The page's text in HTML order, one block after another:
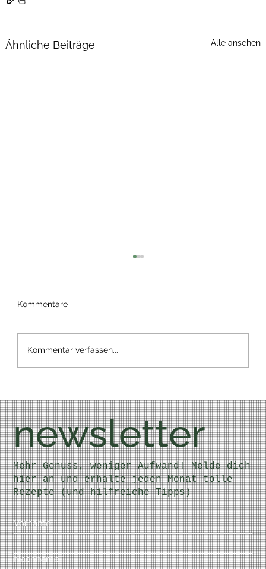
Ähnliche Beiträge Alle ansehen
Kommentare
Kommentar verfassen...
newsletter
Mehr Genuss, weniger Aufwand! Melde dich
hier an und erhalte jeden Monat tolle
Rezepte (und hilfreiche Tipps)
Vorname *
Nachname *